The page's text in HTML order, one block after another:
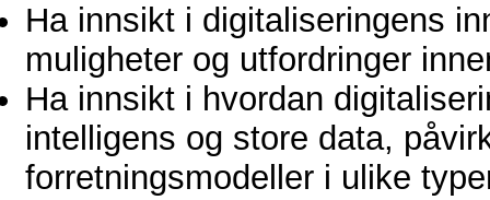
Ha innsikt i digitaliseringens
muligheter og utfordringer
Ha innsikt i hvordan
intelligens og store data,
forretningsmodeller i ulike